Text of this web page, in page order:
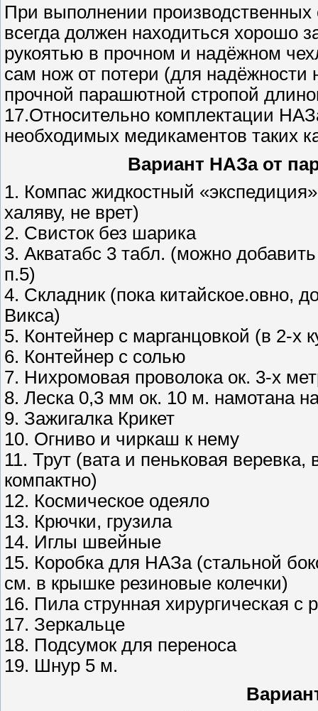
При выполнении производственных
всегда должен находиться хорошо
рукоятью в прочном и надёжном
сам нож от потери (для надёжности
прочной парашютной стропой
17.Относительно комплектации
необходимых медикаментов таких
Вариант НАЗa от
1. Компас жидкостный
халяву, не врет)
2. Свисток без шарика
3. Акватабс 3 табл. (можно
п.5)
4. Складник (пока китайское.овно,
Викса)
5. Контейнер с марганцовкой (в 2-х
6. Контейнер с солью
7. Нихромовая проволока ок. 3-х
8. Леска 0,3 мм ок. 10 м. намотана
9. Зажигалка Крикет
10. Огниво и чиркаш к нему
11. Трут (вата и пеньковая
компактно)
12. Космическое одеяло
13. Крючки, грузила
14. Иглы швейные
15. Коробка для НАЗа (стальной
см. в крышке резиновые колечки)
16. Пила струнная хирургическая с
17. Зеркальце
18. Подсумок для переноса
19. Шнур 5 м.